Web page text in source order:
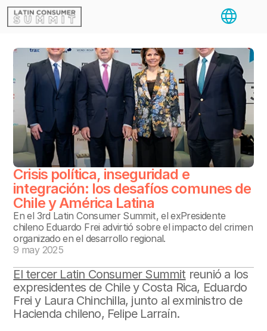
Crisis política, inseguridad e
integración: los desafíos comunes de
En el 3rd Latin Consumer Summit, el exPresidente
chileno Eduardo Frei advirtió sobre el impacto del crimen
organizado en el desarrollo regional.
9 may 2025
El tercer Latin Consumer Summit reunió a los
expresidentes de Chile y Costa Rica, Eduardo
Frei y Laura Chinchilla, junto al exministro de
Hacienda chileno, Felipe Larraín.
Select